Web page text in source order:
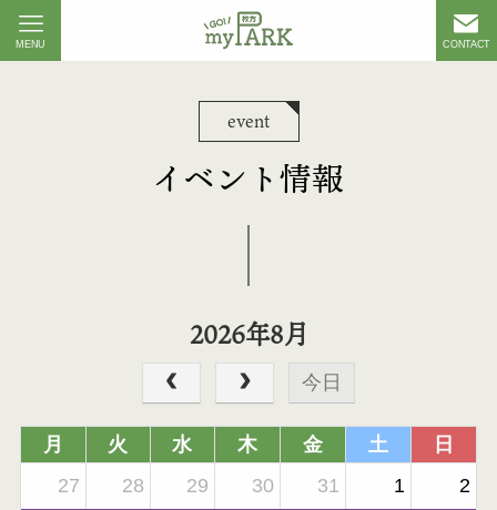
CONTACT
MENU
event
イベント情報
2026年8月
今日
月 火 水 木 金 土
日
27
28 29 30 31 1 2